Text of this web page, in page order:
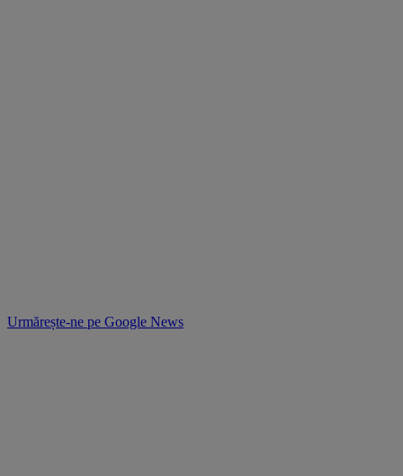
Urmărește-ne pe Google News